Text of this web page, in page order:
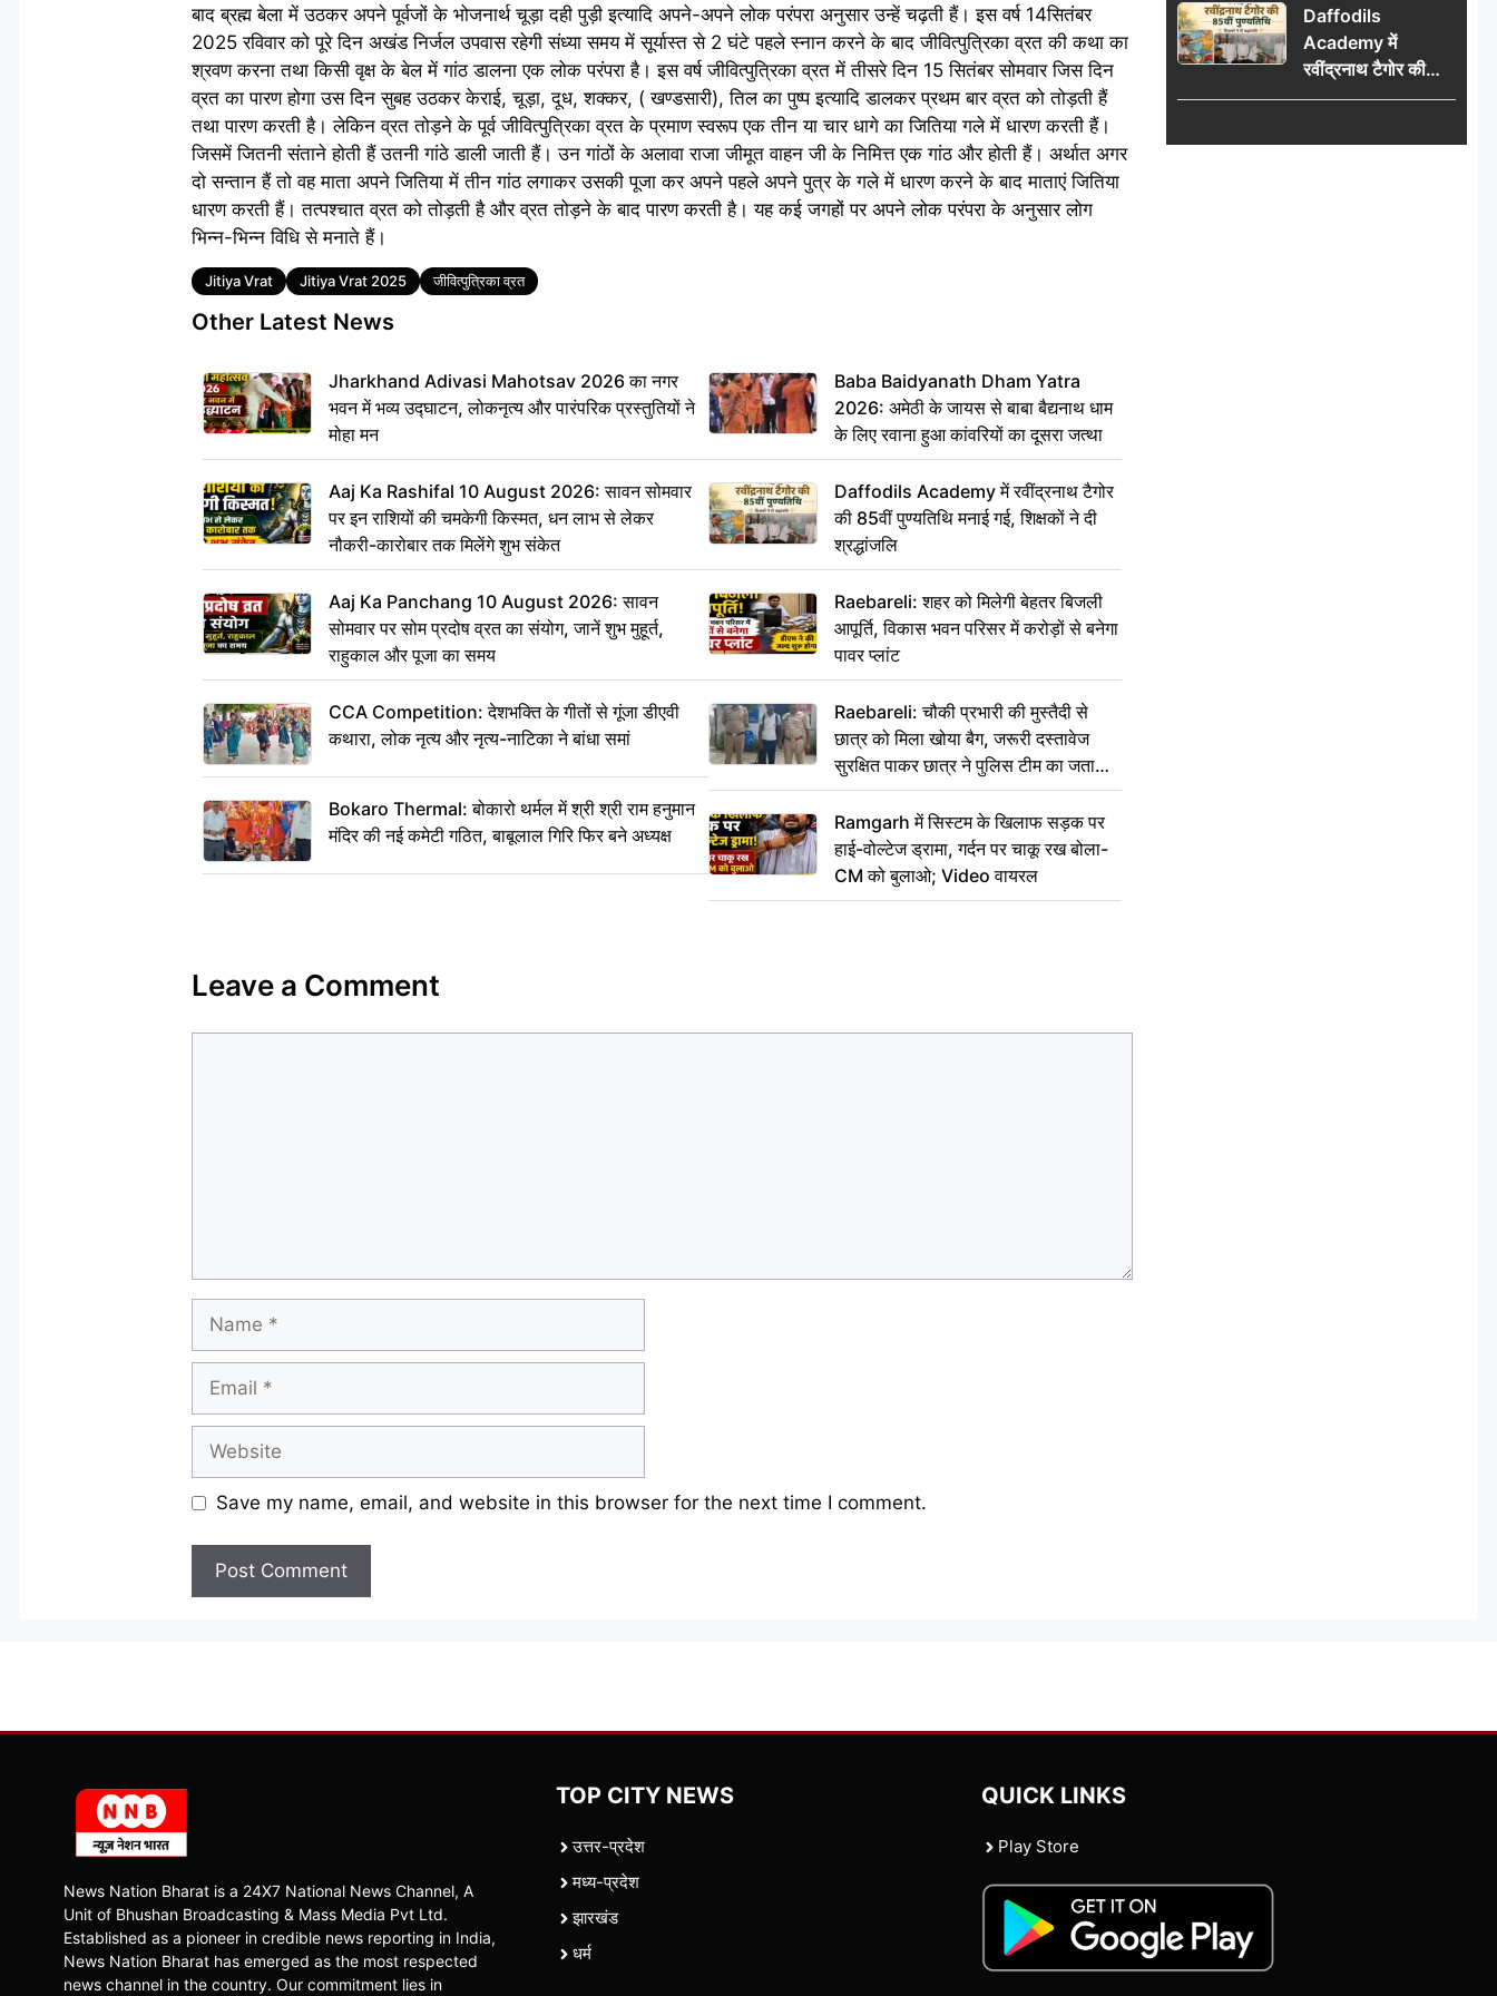
बाद ब्रह्म बेला में उठकर अपने पूर्वजों के भोजनार्थ चूड़ा दही पुड़ी इत्यादि अपने-अपने लोक परंपरा अनुसार उन्हें चढ़ती हैं। इस वर्ष 14सितंबर
2025 रविवार को पूरे दिन अखंड निर्जल उपवास रहेगी संध्या समय में सूर्यास्त से 2 घंटे पहले स्नान करने के बाद जीवित्पुत्रिका व्रत की कथा का
श्रवण करना तथा किसी वृक्ष के बेल में गांठ डालना एक लोक परंपरा है। इस वर्ष जीवित्पुत्रिका व्रत में तीसरे दिन 15 सितंबर सोमवार जिस दिन
व्रत का पारण होगा उस दिन सुबह उठकर केराई, चूड़ा, दूध, शक्कर, ( खण्डसारी), तिल का पुष्प इत्यादि डालकर प्रथम बार व्रत को तोड़ती हैं
तथा पारण करती है। लेकिन व्रत तोड़ने के पूर्व जीवित्पुत्रिका व्रत के प्रमाण स्वरूप एक तीन या चार धागे का जितिया गले में धारण करती हैं।
जिसमें जितनी संताने होती हैं उतनी गांठे डाली जाती हैं। उन गांठों के अलावा राजा जीमूत वाहन जी के निमित्त एक गांठ और होती हैं। अर्थात अगर
दो सन्तान हैं तो वह माता अपने जितिया में तीन गांठ लगाकर उसकी पूजा कर अपने पहले अपने पुत्र के गले में धारण करने के बाद माताएं जितिया
धारण करती हैं। तत्पश्चात व्रत को तोड़ती है और व्रत तोड़ने के बाद पारण करती है। यह कई जगहों पर अपने लोक परंपरा के अनुसार लोग
भिन्न-भिन्न विधि से मनाते हैं।
Tags
Jitiya Vrat Jitiya Vrat 2025 जीवित्पुत्रिका व्रत
Other Latest News
Jharkhand Adivasi Mahotsav 2026 का नगर
भवन में भव्य उद्घाटन, लोकनृत्य और पारंपरिक प्रस्तुतियों ने
मोहा मन
Aaj Ka Rashifal 10 August 2026: सावन सोमवार
पर इन राशियों की चमकेगी किस्मत, धन लाभ से लेकर
नौकरी-कारोबार तक मिलेंगे शुभ संकेत
Aaj Ka Panchang 10 August 2026: सावन
सोमवार पर सोम प्रदोष व्रत का संयोग, जानें शुभ मुहूर्त,
राहुकाल और पूजा का समय
CCA Competition: देशभक्ति के गीतों से गूंजा डीएवी
कथारा, लोक नृत्य और नृत्य-नाटिका ने बांधा समां
Bokaro Thermal: बोकारो थर्मल में श्री श्री राम हनुमान
मंदिर की नई कमेटी गठित, बाबूलाल गिरि फिर बने अध्यक्ष
Baba Baidyanath Dham Yatra
2026: अमेठी के जायस से बाबा बैद्यनाथ धाम
के लिए रवाना हुआ कांवरियों का दूसरा जत्था
Daffodils Academy में रवींद्रनाथ टैगोर
की 85वीं पुण्यतिथि मनाई गई, शिक्षकों ने दी
श्रद्धांजलि
Raebareli: शहर को मिलेगी बेहतर बिजली
आपूर्ति, विकास भवन परिसर में करोड़ों से बनेगा
पावर प्लांट
Raebareli: चौकी प्रभारी की मुस्तैदी से
छात्र को मिला खोया बैग, जरूरी दस्तावेज
सुरक्षित पाकर छात्र ने पुलिस टीम का जताया
आभार
Ramgarh में सिस्टम के खिलाफ सड़क पर
हाई-वोल्टेज ड्रामा, गर्दन पर चाकू रख बोला-
CM को बुलाओ; Video वायरल
Leave a Comment
Save my name, email, and website in this browser for the next time I comment.
का दूसरा जत्था
Daffodils
Academy में
रवींद्रनाथ टैगोर की
85वीं पुण्यतिथि मनाई
श्रद्धांजलि
News Nation Bharat is a 24X7 National News Channel, A
Unit of Bhushan Broadcasting & Mass Media Pvt Ltd.
Established as a pioneer in credible news reporting in India,
News Nation Bharat has emerged as the most respected
news channel in the country. Our commitment lies in
TOP CITY NEWS
उत्तर-प्रदेश
मध्य-प्रदेश
झारखंड
धर्म
QUICK LINKS
Play Store